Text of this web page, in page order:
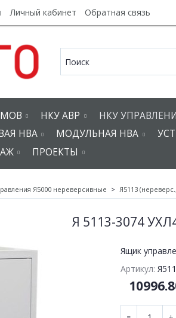
Личный кабинет Обратная связь
НКУ АВР НКУ
НВА МОДУЛЬНАЯ НВА
ПРОЕКТЫ
Я5000 нереверсивные Я5113
Я 5113-3074
Ящик
Артикул: